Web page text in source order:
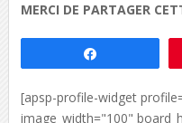
MERCI DE PARTAGER
[apsp-profile-widget
image_width="100"